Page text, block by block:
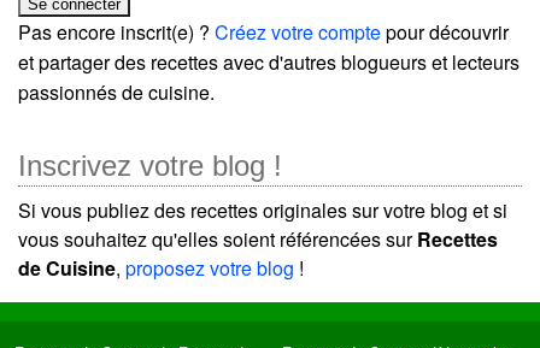
Pas encore inscrit(e) ? Créez votre comptepour découvrir
et partager des recettes avec d'autres blogueurs et lecteurs
passionnés de cuisine.
Inscrivez votre blog !
Si vous publiez des recettes originales sur votre blog et si
vous souhaitez qu'elles soient référencées surRecettes
de Cuisine, proposez votre blog !